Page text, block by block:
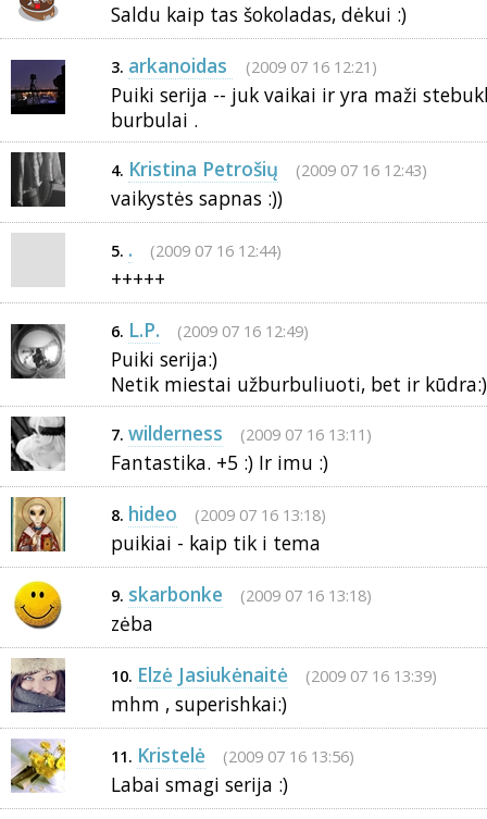
Saldu kaip tas šokoladas, dėkui :)
3. arkanoidas (2009 07 16 12:21)
Puiki serija -- juk vaikai ir yra maži
burbulai .
4. Kristina Petrošių (2009 07 16 12:43)
vaikystės sapnas :))
5. . (2009 07 16 12:44)
+++++
6. L.P. (2009 07 16 12:49)
Puiki serija:)
Netik miestai užburbuliuoti, bet ir
7. wilderness (2009 07 16 13:11)
Fantastika. +5 :) Ir imu :)
8. hideo (2009 07 16 13:18)
puikiai - kaip tik i tema
9. skarbonke (2009 07 16 13:18)
zėba
10. Elzė Jasiukėnaitė (2009 07 16 13:39)
mhm , superishkai:)
11. Kristelė (2009 07 16 13:56)
Labai smagi serija :)